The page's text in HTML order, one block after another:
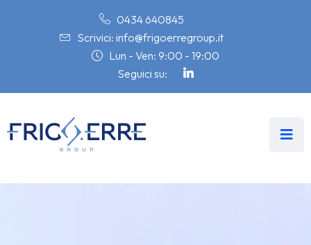
0434 640845
Scrivici: info@frigoerregroup.it
Lun - Ven: 9:00 - 19:00
Seguici su: